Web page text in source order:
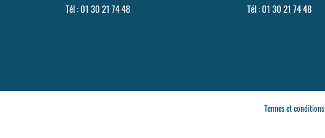
Tél :01 30 21 74 48
Tél :01 30 21 74 48
Termes et conditions